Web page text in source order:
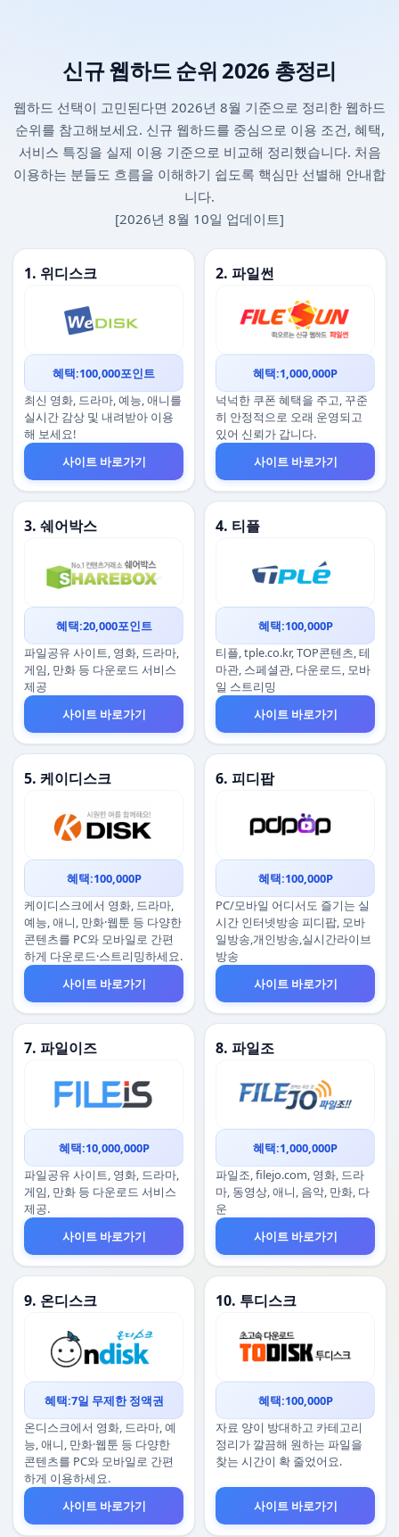
신규 웹하드 순위 2026 총정리
웹하드 선택이 고민된다면 2026년 8월 기준으로 정리한 웹하드
순위를 참고해보세요. 신규 웹하드를 중심으로 이용 조건, 혜택,
서비스 특징을 실제 이용 기준으로 비교해 정리했습니다. 처음
이용하는 분들도 흐름을 이해하기 쉽도록 핵심만 선별해 안내합
니다.
[2026년 8월 10일 업데이트]
1. 위디스크
혜택:100,000포인트
최신 영화, 드라마, 예능, 애니를
실시간 감상 및 내려받아 이용
해 보세요!
사이트 바로가기
2. 파일썬
혜택:1,000,000P
넉넉한 쿠폰 혜택을 주고, 꾸준
히 안정적으로 오래 운영되고
있어 신뢰가 갑니다.
사이트 바로가기
3. 쉐어박스
혜택:20,000포인트
파일공유 사이트, 영화, 드라마,
게임, 만화 등 다운로드 서비스
제공
사이트 바로가기
4. 티플
혜택:100,000P
티플, tple.co.kr, TOP콘텐츠, 테
마관, 스페셜관, 다운로드, 모바
일 스트리밍
사이트 바로가기
5. 케이디스크
혜택:100,000P
케이디스크에서 영화, 드라마,
예능, 애니, 만화·웹툰 등 다양한
콘텐츠를 PC와 모바일로 간편
하게 다운로드·스트리밍하세요.
사이트 바로가기
6. 피디팝
혜택:100,000P
PC/모바일 어디서도 즐기는 실
시간 인터넷방송 피디팝, 모바
일방송,개인방송,실시간라이브
방송
사이트 바로가기
7. 파일이즈
혜택:10,000,000P
파일공유 사이트, 영화, 드라마,
게임, 만화 등 다운로드 서비스
제공.
사이트 바로가기
8. 파일조
혜택:1,000,000P
파일조, filejo.com, 영화, 드라
마, 동영상, 애니, 음악, 만화, 다
운
사이트 바로가기
9. 온디스크
혜택:7일 무제한 정액권
온디스크에서 영화, 드라마, 예
능, 애니, 만화·웹툰 등 다양한
콘텐츠를 PC와 모바일로 간편
하게 이용하세요.
사이트 바로가기
10. 투디스크
혜택:100,000P
자료 양이 방대하고 카테고리
정리가 깔끔해 원하는 파일을
찾는 시간이 확 줄었어요.
사이트 바로가기